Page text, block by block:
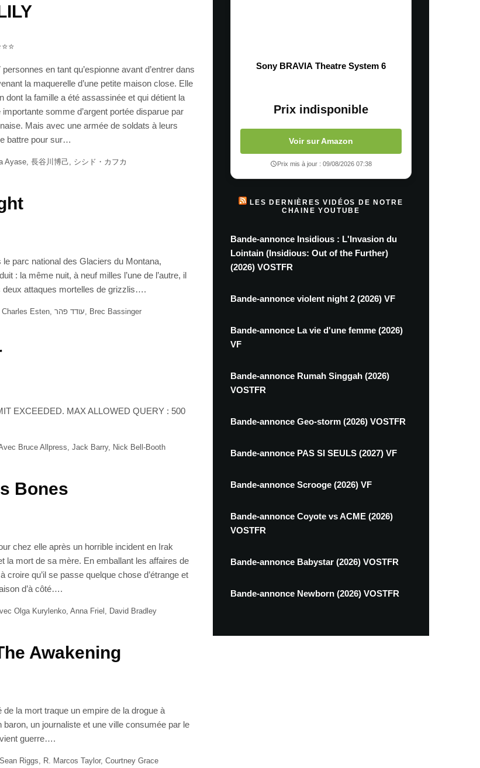
en tant qu’espionne avant d’entrer dans
la maquerelle d’une petite maison close. Elle
dont la famille a été assassinée et qui détient la
somme d’argent portée disparue par
Mais avec une armée de soldats à leurs
battre pour sur…
Ayase, 長谷川博己, シシド・カフカ
le parc national des Glaciers du Montana,
: la même nuit, à neuf milles l’une de l’autre, il
deux attaques mortelles de grizzlis….
De Burke Doeren • Avec Charles Esten, עודד פהר, Brec Bassinger
EXCEEDED. MAX ALLOWED QUERY : 500
Bruce Allpress, Jack Barry, Nick Bell-Booth
Bones
chez elle après un horrible incident en Irak
la mort de sa mère. En emballant les affaires de
croire qu’il se passe quelque chose d’étrange et
d’à côté….
Olga Kurylenko, Anna Friel, David Bradley
Awakening
la mort traque un empire de la drogue à
un journaliste et une ville consumée par le
guerre….
Riggs, R. Marcos Taylor, Courtney Grace
Sony BRAVIA Theatre System 6
Prix indisponible
Voir sur Amazon
Prix mis à jour : 09/08/2026 07:38
LES DERNIÈRES VIDÉOS DE NOTRE
CHAINE YOUTUBE
Bande-annonce Insidious : L'Invasion du
Lointain (Insidious: Out of the Further)
(2026) VOSTFR
Bande-annonce violent night 2 (2026) VF
Bande-annonce La vie d'une femme (2026)
VF
Bande-annonce Rumah Singgah (2026)
VOSTFR
Bande-annonce Geo-storm (2026) VOSTFR
Bande-annonce PAS SI SEULS (2027) VF
Bande-annonce Scrooge (2026) VF
Bande-annonce Coyote vs ACME (2026)
VOSTFR
Bande-annonce Babystar (2026) VOSTFR
Bande-annonce Newborn (2026) VOSTFR